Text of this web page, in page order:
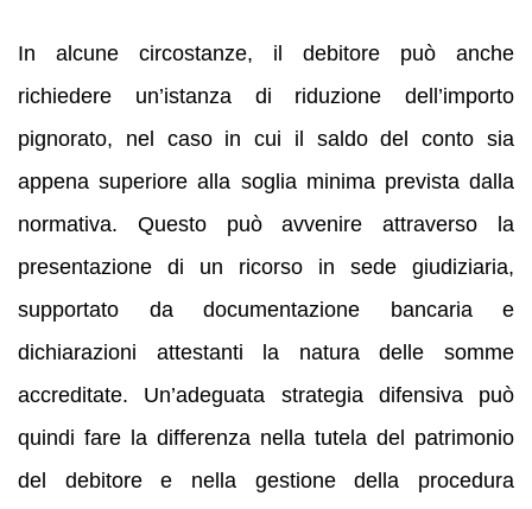
In alcune circostanze, il debitore può anche
richiedere un’istanza di riduzione dell’importo
pignorato, nel caso in cui il saldo del conto sia
appena superiore alla soglia minima prevista dalla
normativa. Questo può avvenire attraverso la
presentazione di un ricorso in sede giudiziaria,
supportato da documentazione bancaria e
dichiarazioni attestanti la natura delle somme
accreditate. Un’adeguata strategia difensiva può
quindi fare la differenza nella tutela del patrimonio
del debitore e nella gestione della procedura